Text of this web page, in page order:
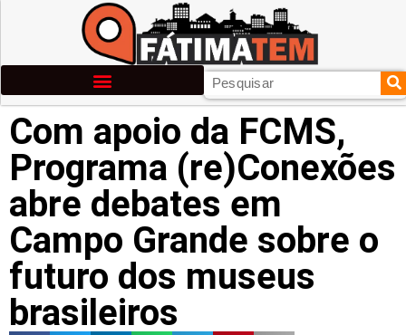
Com apoio da FCMS,
Programa (re)Conexões
abre debates em
Campo Grande sobre o
futuro dos museus
brasileiros